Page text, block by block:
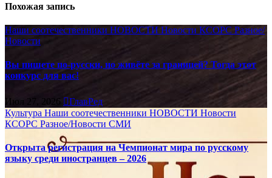
Похожая запись
Наши соотечественники НОВОСТИ Новости КСОРС Разное/
Новости
Вы пишете по-русски, но живёте за границей? Тогда этот
конкурс для вас!
Июл 27, 2026
ГлавРед
Культура Наши соотечественники НОВОСТИ Новости
КСОРС Разное/Новости СМИ
Открыта регистрация на Чемпионат мира по русскому
языку среди иностранцев – 2026